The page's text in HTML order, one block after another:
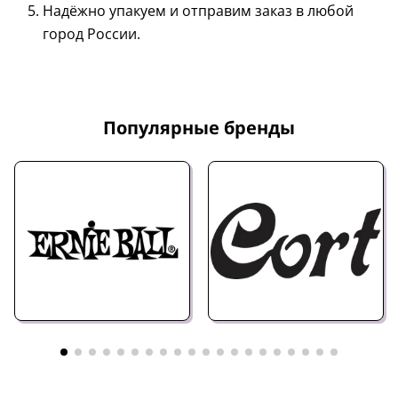
Надёжно упакуем и отправим заказ в любой
город России.
Популярные бренды